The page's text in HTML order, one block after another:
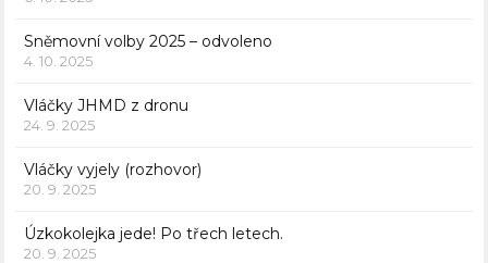
Sněmovní volby 2025 – odvoleno
4. 10. 2025
Vláčky JHMD z dronu
24. 9. 2025
Vláčky vyjely (rozhovor)
20. 9. 2025
Úzkokolejka jede! Po třech letech.
20. 9. 2025